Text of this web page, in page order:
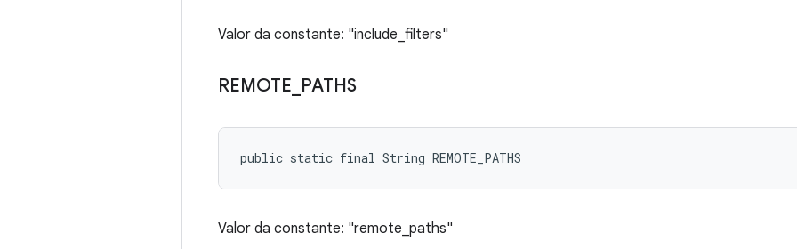
Valor da constante: "include_filters"
REMOTE PATHS
public static final String REMOTE_PATHS
Valor da constante: "remote_paths"